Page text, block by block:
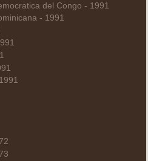
del Congo - 1991
- 1991